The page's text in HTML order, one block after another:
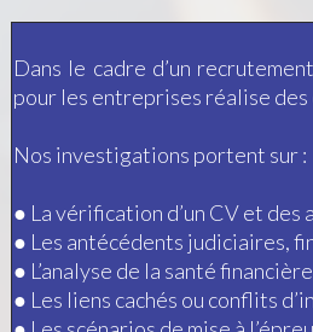
Dans le cadre d’un
pour les entreprises réalise des
Nos investigations portent sur :
● La vérification d’un CV et
● Les antécédents judiciaires,
● L’analyse de la santé
● Les liens cachés ou conflits